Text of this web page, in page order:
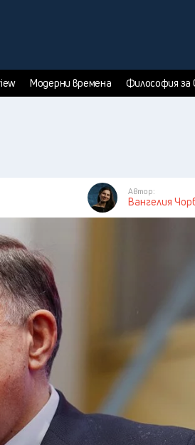
Модерни времена Философия за
Автор:
Вангелия